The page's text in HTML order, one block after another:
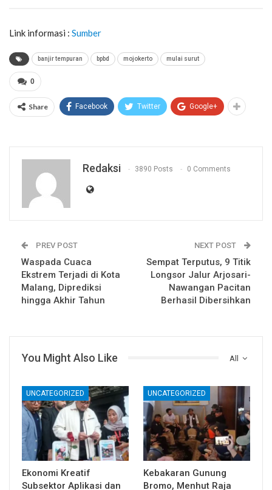
Link informasi : Sumber
banjir tempuran bpbd mojokerto mulai surut
0
Share Facebook Twitter Google+
Redaksi 3890 Posts 0 Comments
PREV POST
Waspada Cuaca
Ekstrem Terjadi di Kota
Malang, Diprediksi
hingga Akhir Tahun
NEXT POST
Sempat Terputus, 9 Titik
Longsor Jalur Arjosari-
Nawangan Pacitan
Berhasil Dibersihkan
All
You Might Also Like
UNCATEGORIZED
Ekonomi Kreatif
Subsektor Aplikasi dan
UNCATEGORIZED
Kebakaran Gunung
Bromo, Menhut Raja